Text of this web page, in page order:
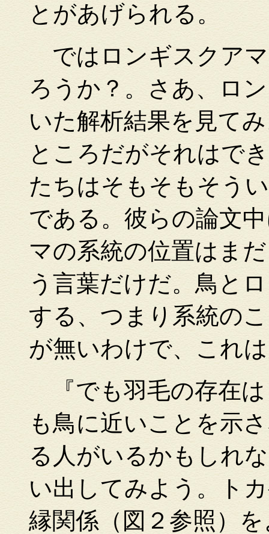
とがあげられる。
ではロンギスクア
ろうか？。さあ、ロ
いた解析結果を見て
ところだがそれはで
たちはそもそもそう
である。彼らの論文
マの系統の位置はま
う言葉だけだ。鳥と
する、つまり系統の
が無いわけで、これ
『でも羽毛の存在
も鳥に近いことを示
る人がいるかもしれ
い出してみよう。ト
縁関係（図２参照）